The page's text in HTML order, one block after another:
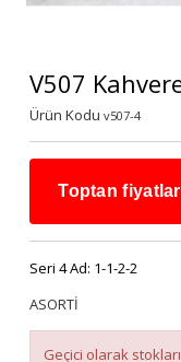
V507
Ürün Kodu v507-4
Toptan
Seri 4 Ad: 1-1-2-2
ASORTİ
Geçici olarak